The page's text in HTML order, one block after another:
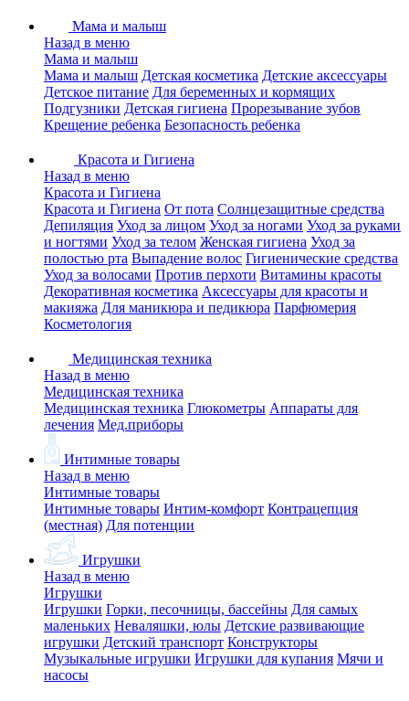
Мама и малыш
Назад в меню
Мама и малыш
Мама и малыш Детская косметика Детские аксессуары
Детское питание Для беременных и кормящих
Подгузники Детская гигиена Прорезывание зубов
Крещение ребенка Безопасность ребенка
Красота и Гигиена
Назад в меню
Красота и Гигиена
Красота и Гигиена От пота Солнцезащитные средства
Депиляция Уход за лицом Уход за ногами Уход за руками
и ногтями Уход за телом Женская гигиена Уход за
полостью рта Выпадение волос Гигиенические средства
Уход за волосами Против перхоти Витамины красоты
Декоративная косметика Аксессуары для красоты и
макияжа Для маникюра и педикюра Парфюмерия
Косметология
Медицинская техника
Назад в меню
Медицинская техника
Медицинская техника Глюкометры Аппараты для
лечения Мед.приборы
Интимные товары
Назад в меню
Интимные товары
Интимные товары Интим-комфорт Контрацепция
(местная) Для потенции
Игрушки
Назад в меню
Игрушки
Игрушки Горки, песочницы, бассейны Для самых
маленьких Неваляшки, юлы Детские развивающие
игрушки Детский транспорт Конструкторы
Музыкальные игрушки Игрушки для купания Мячи и
насосы